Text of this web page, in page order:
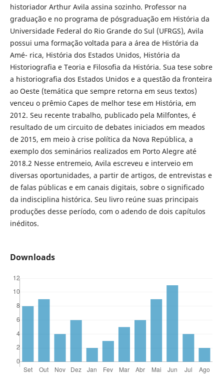
historiador Arthur Avila assina sozinho. Professor na
graduação e no programa de pósgraduação em História da
Universidade Federal do Rio Grande do Sul (UFRGS), Avila
possui uma formação voltada para a área de História da
Amé- rica, História dos Estados Unidos, História da
Historiografia e Teoria e Filosofia da História. Sua tese sobre
a historiografia dos Estados Unidos e a questão da fronteira
ao Oeste (temática que sempre retorna em seus textos)
venceu o prêmio Capes de melhor tese em História, em
2012. Seu recente trabalho, publicado pela Milfontes, é
resultado de um circuito de debates iniciados em meados
de 2015, em meio à crise política da Nova República, a
exemplo dos seminários realizados em Porto Alegre até
2018.2 Nesse entremeio, Avila escreveu e interveio em
diversas oportunidades, a partir de artigos, de entrevistas e
de falas públicas e em canais digitais, sobre o significado
da indisciplina histórica. Seu livro reúne suas principais
produções desse período, com o adendo de dois capítulos
inéditos.
Downloads